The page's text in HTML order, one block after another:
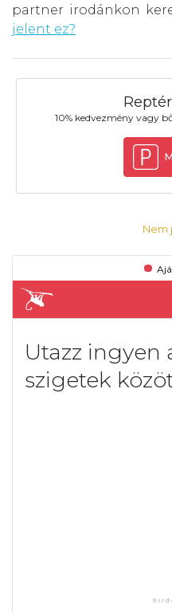
partner irodánkon
jelent ez?
10% kedvezmény vagy
Nem